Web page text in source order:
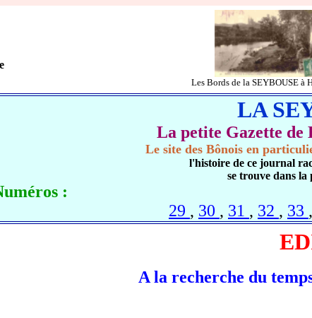
Les Bords de la SEYBOUSE à
LA
La petite Gazette
Le site des Bônois en
l'histoire de ce journal
se trouve dans la
:
29 , 30 , 31 , 32 , 33 ,
A la recherche du